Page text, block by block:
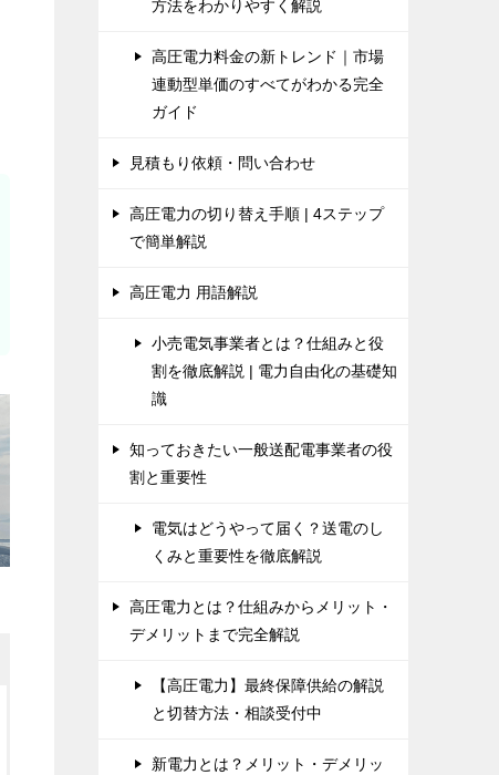
方法をわかりやすく解説
高圧電力料金の新トレンド｜市場
連動型単価のすべてがわかる完全
ガイド
見積もり依頼・問い合わせ
高圧電力の切り替え手順 | 4ステップ
で簡単解説
高圧電力 用語解説
小売電気事業者とは？仕組みと役
割を徹底解説 | 電力自由化の基礎知
識
知っておきたい一般送配電事業者の役
割と重要性
電気はどうやって届く？送電のし
くみと重要性を徹底解説
高圧電力とは？仕組みからメリット・
デメリットまで完全解説
【高圧電力】最終保障供給の解説
と切替方法・相談受付中
新電力とは？メリット・デメリッ